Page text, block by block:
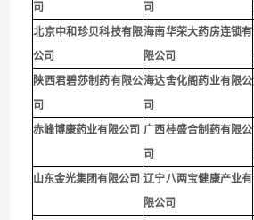
司
司
北京中和珍贝科技有限
公司
海南华荣大药房连锁有
限公司
陕西君碧莎制药有限公
司
海达舍化阁药业有限公
司
赤峰博康药业有限公司 广西桂盛合制药有限公
司
山东金光集团有限公司 辽宁八两宝健康产业有
限公司